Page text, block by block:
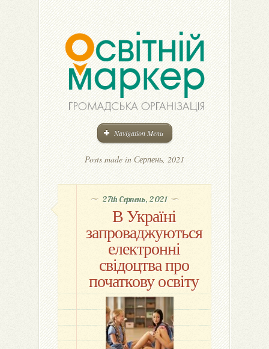
Navigation Menu
Posts made in Серпень, 2021
27th Серпень, 2021
В Україні
запроваджуються
електронні
свідоцтва про
початкову освіту